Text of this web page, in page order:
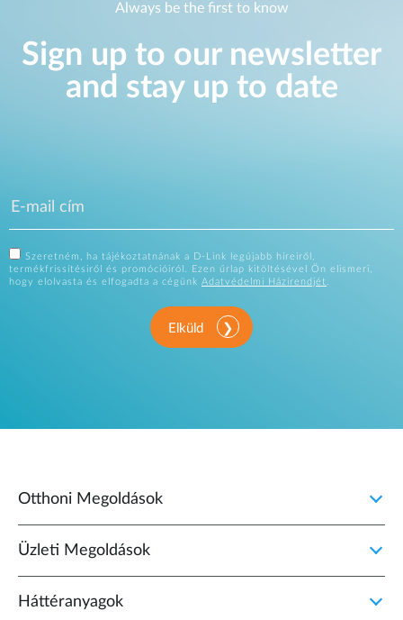
Always be the first to know
Sign up to our newsletter
and stay up to date
Szeretném, ha tájékoztatnának a D-Link legújabb híreiről,
termékfrissítésiről és promócióiról. Ezen űrlap kitöltésével Ön elismeri,
hogy elolvasta és elfogadta a cégünk Adatvédelmi Házirendjét.
Elküld
Otthoni Megoldások
Üzleti Megoldások
Háttéranyagok